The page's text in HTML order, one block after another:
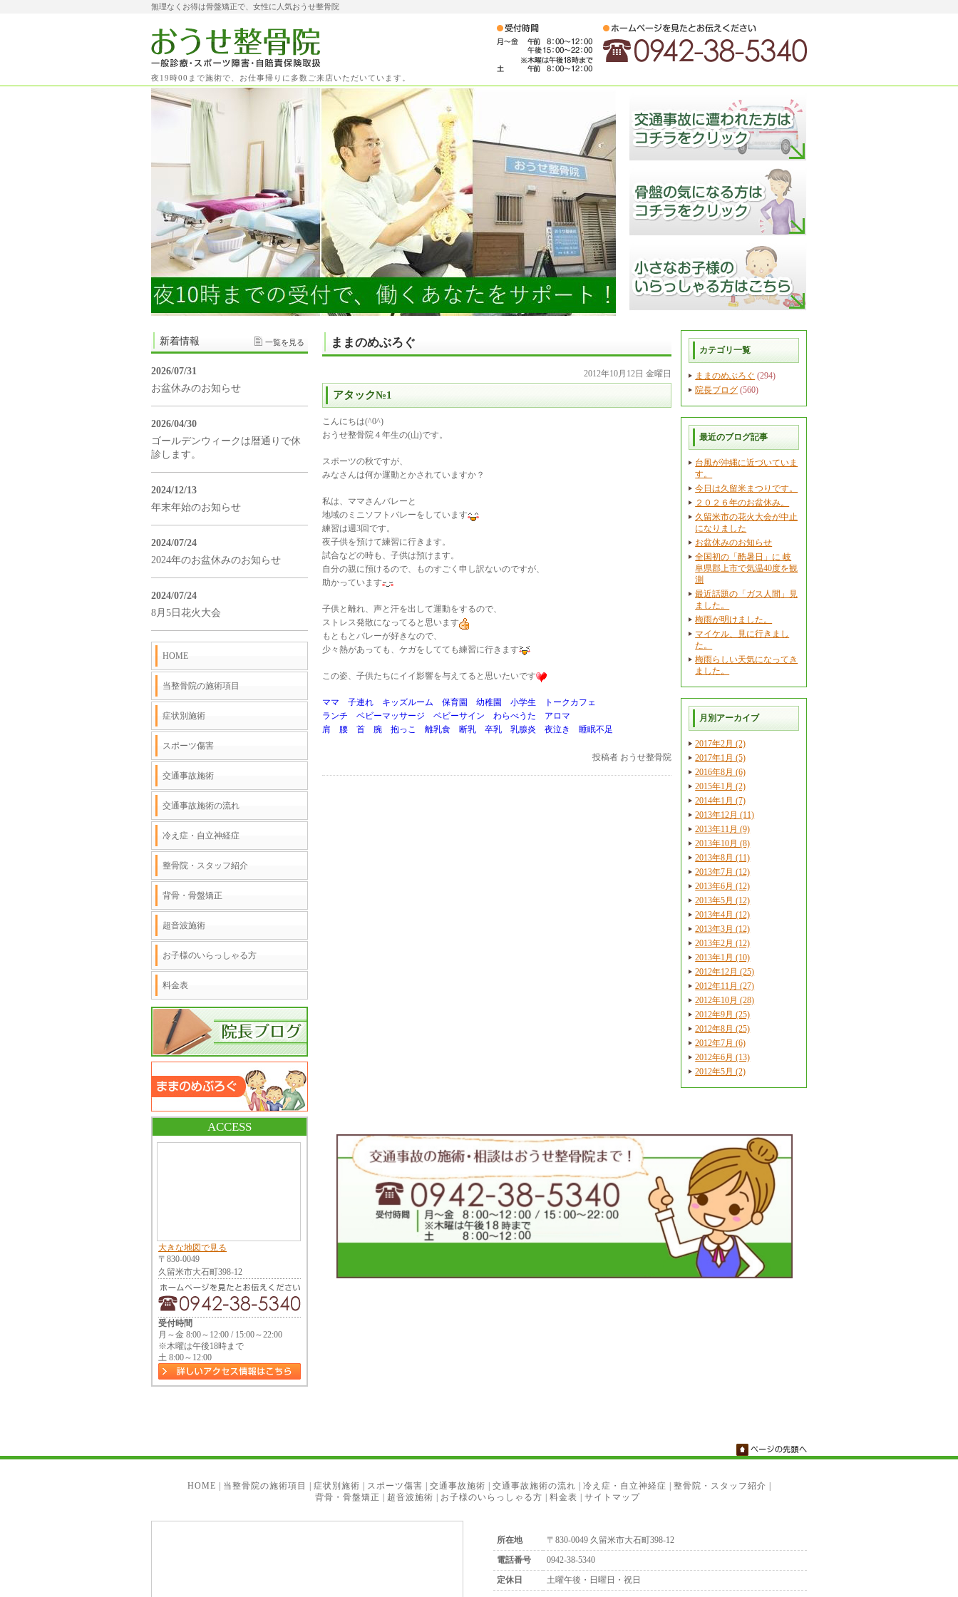
無理なくお得は骨盤矯正で、女性に人気おうせ整骨院
夜19時00まで施術で、お仕事帰りに多数ご来店いただいています。
ままのめぶろぐ
2012年10月12日 金曜日
アタック№1
こんにちは(^0^)
おうせ整骨院４年生の(山)です。
スポーツの秋ですが、
みなさんは何か運動とかされていますか？
私は、ママさんバレーと
地域のミニソフトバレーをしています
練習は週3回です。
夜子供を預けて練習に行きます。
試合などの時も、子供は預けます。
自分の親に預けるので、ものすごく申し訳ないのですが、
助かっています
子供と離れ、声と汗を出して運動をするので、
ストレス発散になってると思います
もともとバレーが好きなので、
少々熱があっても、ケガをしてても練習に行きます
この姿、子供たちにイイ影響を与えてると思いたいです
ママ 子連れ キッズルーム 保育園 幼稚園 小学生 トークカフェ
ランチ ベビーマッサージ ベビーサイン わらべうた アロマ
肩 腰 首 腕 抱っこ 離乳食 断乳 卒乳 乳腺炎 夜泣き 睡眠不足
投稿者 おうせ整骨院
カテゴリ一覧
ままのめぶろぐ (294)
院長ブログ (560)
最近のブログ記事
台風が沖縄に近づいていま
す。
今日は久留米まつりです。
２０２６年のお盆休み。
久留米市の花火大会が中止
になりました
お盆休みのお知らせ
全国初の「酷暑日」に 岐
阜県郡上市で気温40度を観
測
最近話題の「ガス人間」見
ました。
梅雨が明けました。
マイケル、見に行きまし
た。
梅雨らしい天気になってき
ました。
月別アーカイブ
2017年2月 (2)
2017年1月 (5)
2016年8月 (6)
2015年1月 (2)
2014年1月 (7)
2013年12月 (11)
2013年11月 (9)
2013年10月 (8)
2013年8月 (11)
2013年7月 (12)
2013年6月 (12)
2013年5月 (12)
2013年4月 (12)
2013年3月 (12)
2013年2月 (12)
2013年1月 (10)
2012年12月 (25)
2012年11月 (27)
2012年10月 (28)
2012年9月 (25)
2012年8月 (25)
2012年7月 (6)
2012年6月 (13)
2012年5月 (2)
新着情報 一覧を見る
2026/07/31
お盆休みのお知らせ
2026/04/30
ゴールデンウィークは暦通りで休
診します。
2024/12/13
年末年始のお知らせ
2024/07/24
2024年のお盆休みのお知らせ
2024/07/24
8月5日花火大会
HOME
当整骨院の施術項目
症状別施術
スポーツ傷害
交通事故施術
交通事故施術の流れ
冷え症・自立神経症
整骨院・スタッフ紹介
背骨・骨盤矯正
超音波施術
お子様のいらっしゃる方
料金表
ACCESS
大きな地図で見る
〒830-0049
久留米市大石町398-12
受付時間
月～金 8:00～12:00 / 15:00～22:00
※木曜は午後18時まで
土 8:00～12:00
HOME 当整骨院の施術項目 症状別施術 スポーツ傷害 交通事故施術 交通事故施術の流れ 冷え症・自立神経症 整骨院・スタッフ紹介
背骨・骨盤矯正
超音波施術 お子様のいらっしゃる方 料金表 サイトマップ
所在地
〒830-0049 久留米市大石町398-12
電話番号
0942-38-5340
定休日
土曜午後・日曜日・祝日